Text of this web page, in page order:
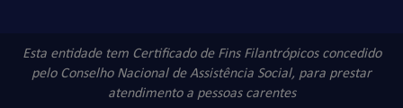
Esta entidade tem Certificado de Fins Filantrópicos concedido
pelo Conselho Nacional de Assistência Social, para prestar
atendimento a pessoas carentes